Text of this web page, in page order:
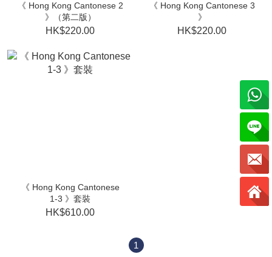
《 Hong Kong Cantonese 2
》（第二版）
HK$220.00
《 Hong Kong Cantonese 3
》
HK$220.00
《 Hong Kong Cantonese
1-3 》套裝
HK$610.00
1